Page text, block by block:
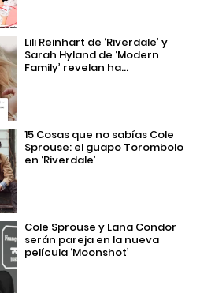
Lili Reinhart de ‘Riverdale’ y
Sarah Hyland de ‘Modern
Family’ revelan ha...
15 Cosas que no sabías Cole
Sprouse: el guapo Torombolo
en ‘Riverdale’
Cole Sprouse y Lana Condor
serán pareja en la nueva
película ‘Moonshot’